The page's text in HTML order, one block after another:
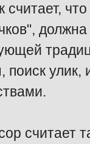
считает,
поиск
считает